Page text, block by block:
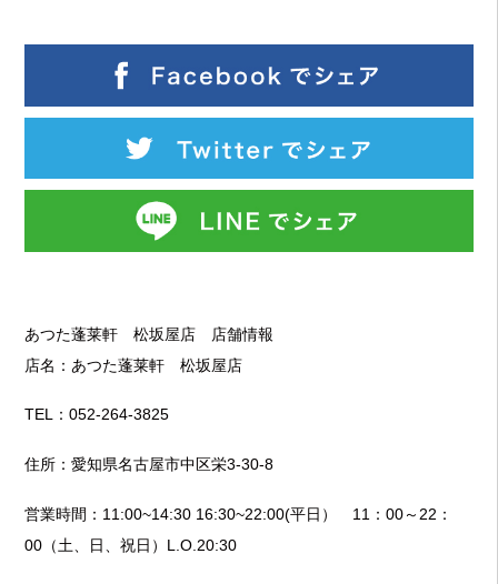
あつた蓬莱軒 松坂屋店 店舗情報
店名：あつた蓬莱軒 松坂屋店
TEL：052-264-3825
住所：愛知県名古屋市中区栄3-30-8
営業時間：11:00~14:30 16:30~22:00(平日） 11：00～22：
00（土、日、祝日）L.O.20:30